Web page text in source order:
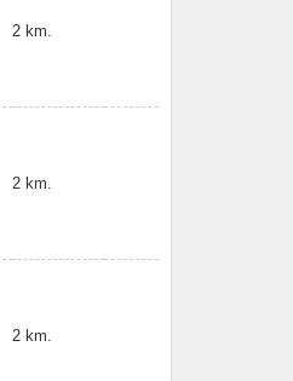
2 km.
2 km.
2 km.